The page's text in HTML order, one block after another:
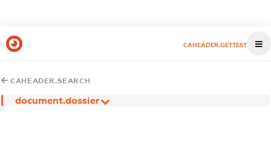
CAHEADER.GETTEST
CAHEADER.SEARCH
document.dossier